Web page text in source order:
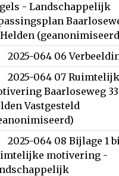
- Landschappelijk
Helden
2025-064 06
2025-064 07
Baarloseweg 33
Vastgesteld
2025-064 08 Bijlage 1
motivering -